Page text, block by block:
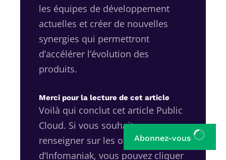
les équipes de développement
actuelles et créer de nouvelles
synergies qui permettront
d’accélérer l’évolution des
produits.
Merci pour la lecture de cet article
Voilà qui conclut cet article Public
Cloud. Si vous souhaitez vous
renseigner sur les offres
d’Infomaniak, vous pouvez cliquer
Abonnez-vous